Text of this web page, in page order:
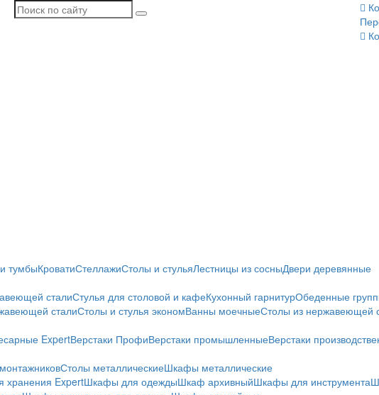
тумбыКроватиСтеллажиСтолы и стульяЛестницы из сосныДвери деревянные
сталиСтулья для столовой и кафеКухонный гарнитурОбеденные
сталиСтолы и стулья экономВанны моечныеСтолы из нержавеющей
ExpertВерстаки ПрофиВерстаки промышленныеВерстаки
Столы металлическиеШкафы металлические
ExpertШкафы для одеждыШкаф архивныйШкафы для инструмента